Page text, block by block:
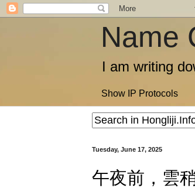
Name
I am writing
Show IP Protocols
Tuesday, June 17, 2025
午夜前，雲